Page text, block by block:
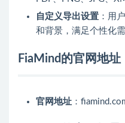
自定义导出设置 ：用
和背景，满足个性化需
FiaMind的官网地址
官网地址 ：